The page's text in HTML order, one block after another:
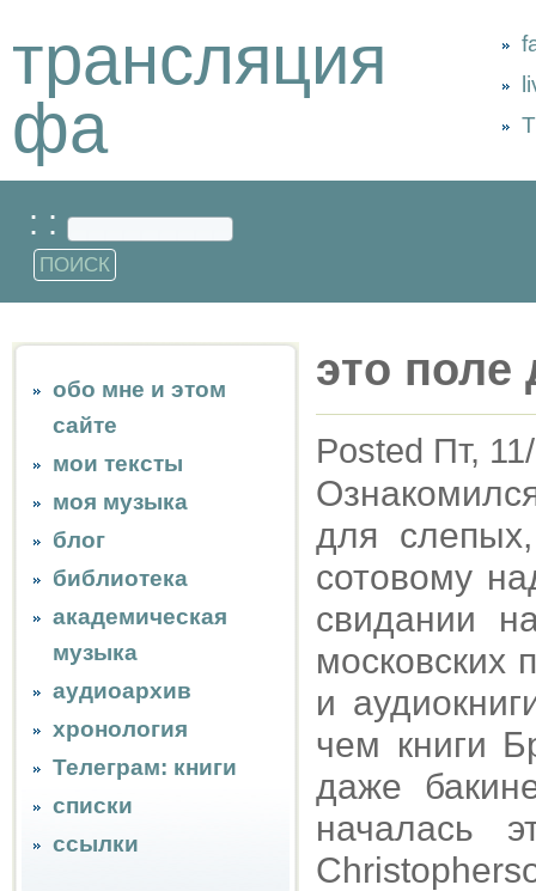
трансляция
фа
: :
обо мне и этом
сайте
мои тексты
моя музыка
блог
библиотека
академическая
музыка
аудиоархив
хронология
Телеграм: книги
списки
ссылки
это поле
Posted Пт,
для
сотовому
свидании
московских
и
чем книги
даже
началась